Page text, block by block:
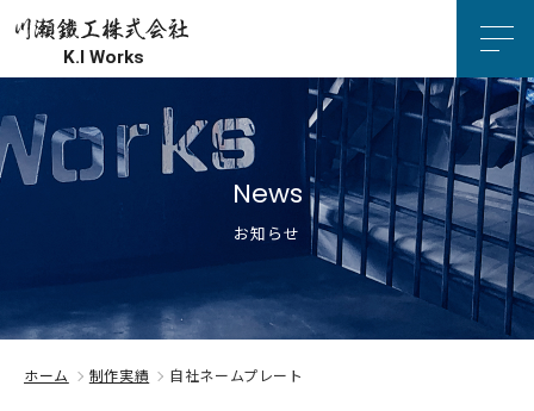
ホーム
会社紹介
生産設備
お知らせ
ホーム 制作実績 自社ネームプレート